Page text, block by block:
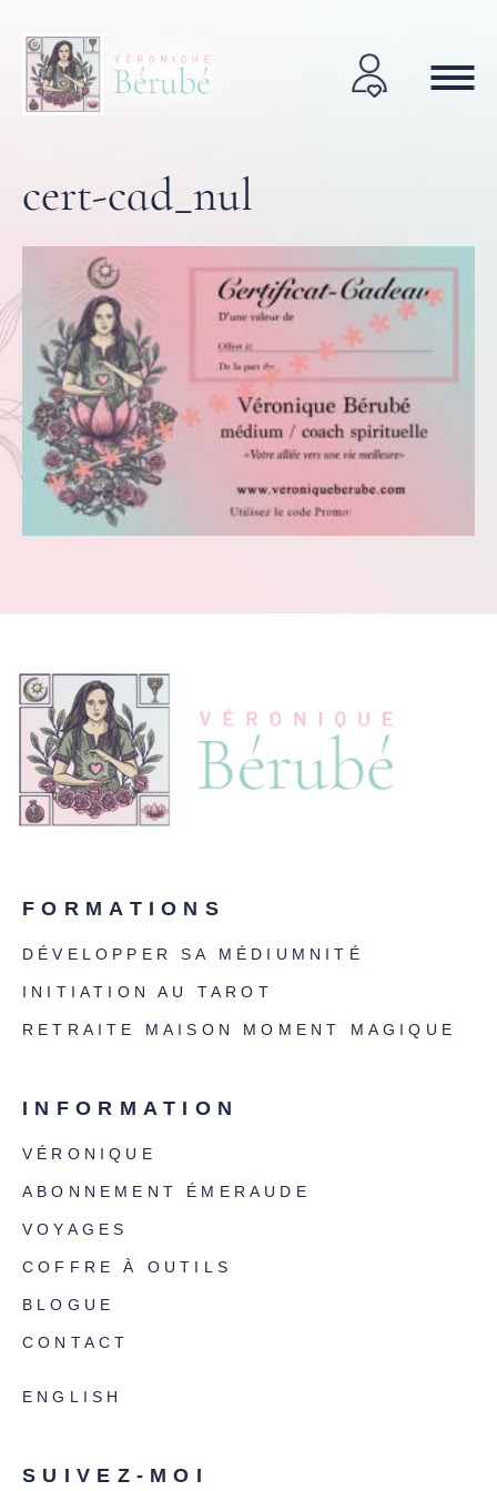
cert-cad_nul
FORMATIONS
DÉVELOPPER SA MÉDIUMNITÉ
INITIATION AU TAROT
RETRAITE MAISON MOMENT MAGIQUE
INFORMATION
VÉRONIQUE
ABONNEMENT ÉMERAUDE
VOYAGES
COFFRE À OUTILS
BLOGUE
CONTACT
ENGLISH
SUIVEZ-MOI